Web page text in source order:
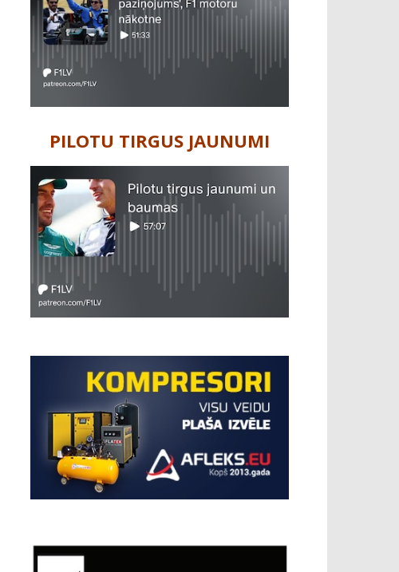
PILOTU TIRGUS JAUNUMI